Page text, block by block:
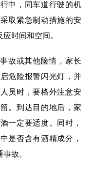
中，同车道行驶的机
取紧急制动措施的安
时间和空间。
故或其他险情，家长
危险报警闪光灯，并
员时，要格外注意安
。到达目的地后，家
一定要适度。同时，
是否含有酒精成分，
故。